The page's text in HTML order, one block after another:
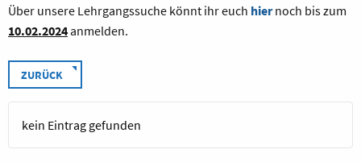
Über unsere Lehrgangssuche könnt ihr euch hier noch bis zum
10.02.2024anmelden.
ZURÜCK
kein Eintrag gefunden